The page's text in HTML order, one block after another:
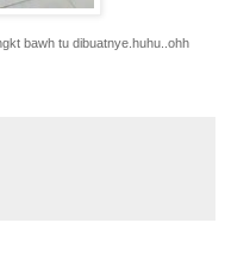
bawh tu dibuatnye.huhu..ohh